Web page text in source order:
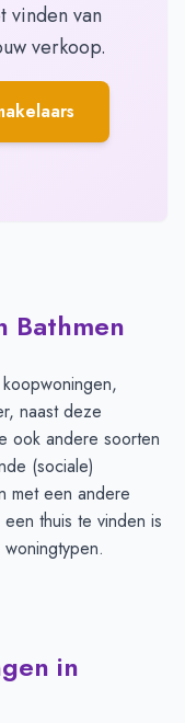
vinden van
verkoop.
Bathmen
naast deze
ook andere soorten
(sociale)
met een andere
thuis te vinden is
in